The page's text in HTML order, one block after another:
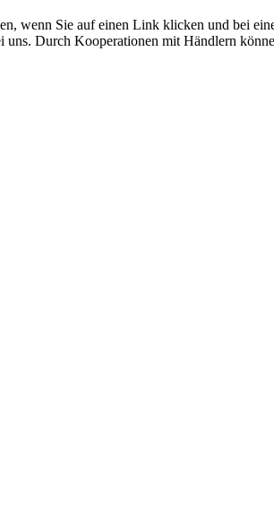
wenn Sie auf einen Link klicken und bei
Durch Kooperationen mit Händlern